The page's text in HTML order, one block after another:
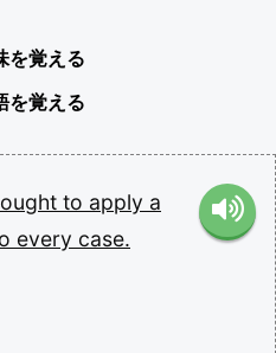
を覚える
を覚える
to apply a
every case.